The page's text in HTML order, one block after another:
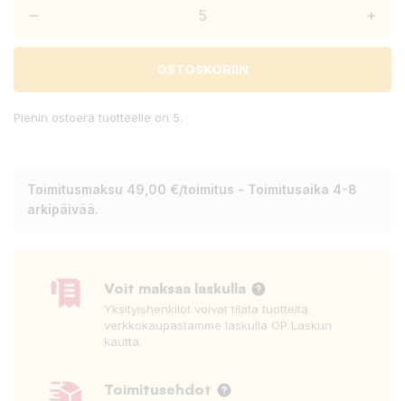
– +
OSTOSKORIIN
Pienin ostoerä tuotteelle on 5.
Toimitusmaksu 49,00 €/toimitus - Toimitusaika 4-8
arkipäivää.
Voit maksaa laskulla
Yksityishenkilöt voivat tilata tuotteita
verkkokaupastamme laskulla OP Laskun
kautta.
Toimitusehdot